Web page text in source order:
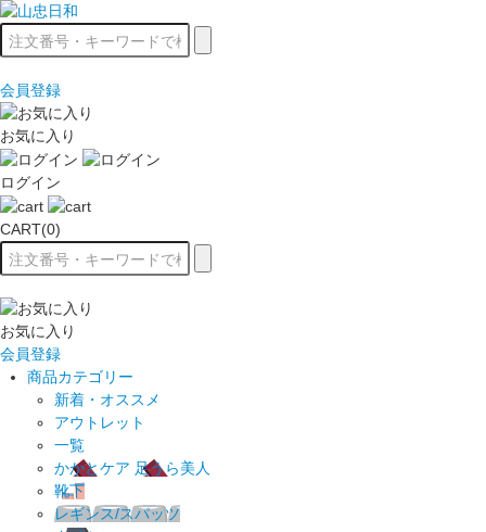
会員登録
お気に入り
ログイン
CART(0)
お気に入り
会員登録
商品カテゴリー
新着・オススメ
アウトレット
一覧
かかとケア 足うら美人
靴下
レギンス/スパッツ